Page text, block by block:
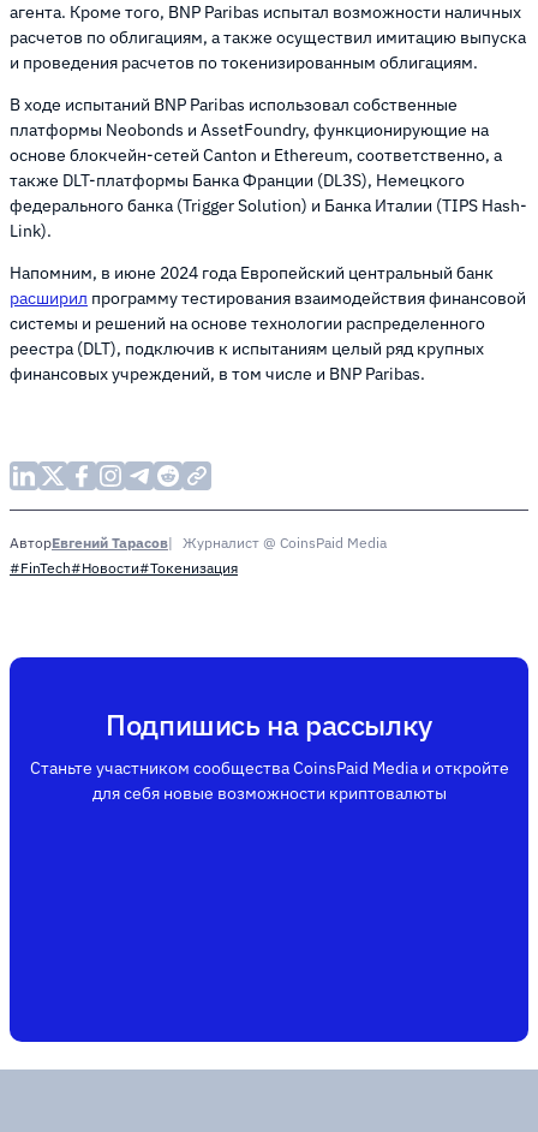
агента. Кроме того, BNP Paribas испытал возможности наличных
расчетов по облигациям, а также осуществил имитацию выпуска
и проведения расчетов по токенизированным облигациям.
В ходе испытаний BNP Paribas использовал собственные
платформы Neobonds и AssetFoundry, функционирующие на
основе блокчейн-сетей Canton и Ethereum, соответственно, а
также DLT-платформы Банка Франции (DL3S), Немецкого
федерального банка (Trigger Solution) и Банка Италии (TIPS Hash-
Link).
Напомним, в июне 2024 года Европейский центральный банк
расширил программу тестирования взаимодействия финансовой
системы и решений на основе технологии распределенного
реестра (DLT), подключив к испытаниям целый ряд крупных
финансовых учреждений, в том числе и BNP Paribas.
АвторЕвгений Тарасов
Журналист @ CoinsPaid Media
#FinTech#Новости#Токенизация
Подпишись на рассылку
Станьте участником сообщества CoinsPaid Media и откройте
для себя новые возможности криптовалюты